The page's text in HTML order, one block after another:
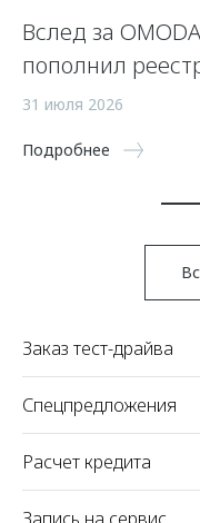
Вслед за
пополнил
31 июля 2026
Подробнее
Заказ тест-драйва
Спецпредложения
Расчет кредита